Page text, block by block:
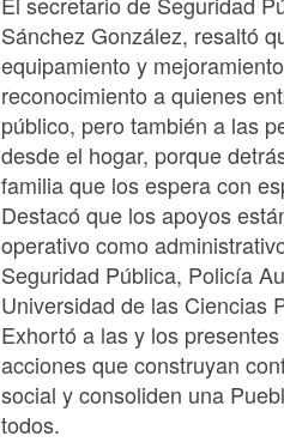
Sánchez González, resaltó
equipamiento y
reconocimiento a quienes
público, pero también a las
desde el hogar, porque
familia que los espera con
Destacó que los apoyos
operativo como
Seguridad Pública, Policía
Universidad de las Ciencias
Exhortó a las y los
acciones que construyan
social y consoliden una
todos.